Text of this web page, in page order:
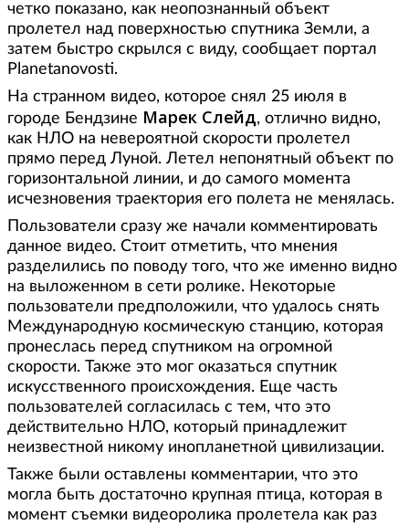
четко показано, как неопознанный объект
пролетел над поверхностью спутника Земли, а
затем быстро скрылся с виду, сообщает портал
Planetanovosti.
На странном видео, которое снял 25 июля в
городе Бендзине Марек Слейд, отлично видно,
как НЛО на невероятной скорости пролетел
прямо перед Луной. Летел непонятный объект по
горизонтальной линии, и до самого момента
исчезновения траектория его полета не менялась.
Пользователи сразу же начали комментировать
данное видео. Стоит отметить, что мнения
разделились по поводу того, что же именно видно
на выложенном в сети ролике. Некоторые
пользователи предположили, что удалось снять
Международную космическую станцию, которая
пронеслась перед спутником на огромной
скорости. Также это мог оказаться спутник
искусственного происхождения. Еще часть
пользователей согласилась с тем, что это
действительно НЛО, который принадлежит
неизвестной никому инопланетной цивилизации.
Также были оставлены комментарии, что это
могла быть достаточно крупная птица, которая в
момент съемки видеоролика пролетела как раз